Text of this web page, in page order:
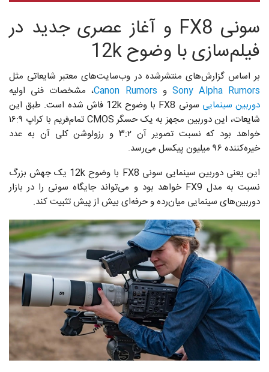
سونی FX8 و آغاز عصری جدید در
فیلم‌سازی با وضوح 12k
بر اساس گزارش‌های منتشرشده در وب‌سایت‌های معتبر شایعاتی مثل
Sony Alpha Rumors و Canon Rumors، مشخصات فنی اولیه
دوربین سینمایی
سونی FX8 با وضوح 12k فاش شده است. طبق این
شایعات، این دوربین مجهز به یک حسگر CMOS تمام‌فریم با کراپ ۱۶:۹
خواهد بود که نسبت تصویر آن ۳:۲ و رزولوشن کلی آن به عدد
خیره‌کننده ۹۶ میلیون پیکسل می‌رسد.
این یعنی دوربین سینمایی سونی FX8 با وضوح 12k یک جهش بزرگ
نسبت به مدل FX9 خواهد بود و می‌تواند جایگاه سونی را در بازار
دوربین‌های سینمایی میان‌رده و حرفه‌ای بیش از پیش تثبیت کند.